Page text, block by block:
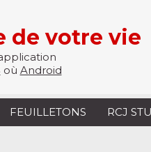
de votre vie
où Android
FEUILLETONS RCJ